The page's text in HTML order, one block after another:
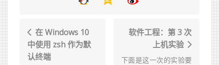
在 Windows 10
中使用 zsh 作为默
认终端
软件工程：第 3 次
上机实验
下面是这一次的实验要